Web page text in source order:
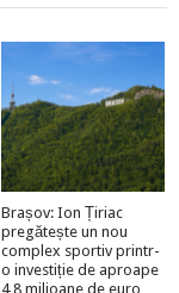
Brașov: Ion Țiriac
pregătește un nou
complex sportiv printr-
o investiție de aproape
4,8 milioane de euro